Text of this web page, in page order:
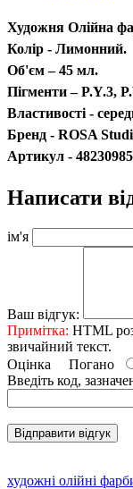
Художня Олійна
Колір - Лимонний.
Об'єм – 45 мл.
Пігменти – P.Y.3,
Властивості -
Бренд - ROSA
Артикул -
Написати
ім'я
Ваш відгук:
Примітка: HTML
звичайний текст.
Оцінка Погано
Введіть код,
Відправити відгук
художні олійні